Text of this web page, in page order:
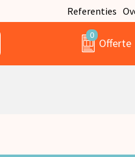
Referenties
0
Offerte